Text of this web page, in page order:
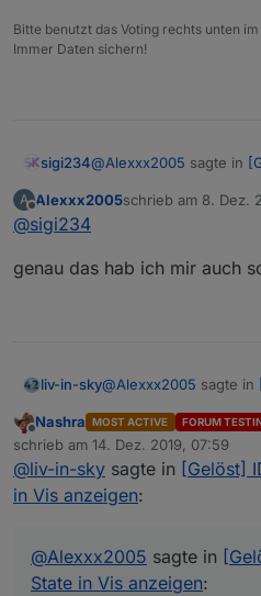
Bitte benutzt das Voting rechts unten
Immer Daten sichern!
sigi234@Alexxx2005 sagte in
Setze es doch als Html
A
Offline
Alexxx2005schrieb am 8. Dez.
zuletzt editiert von
@sigi234
genau das hab ich mir auch
liv-in-sky@Alexxx2005 sagte in
$('ping.0.DESKTOP-
OC3H4GD
probier mal dieses
vergessen
Spoiler
Offline
Nashra MOST ACTIVE FORUM
schrieb am 14. Dez. 2019, 07:59
zuletzt editiert von
@liv-in-sky sagte in [Gelöst]
in Vis anzeigen:
@Alexxx2005 sagte in
State in Vis anzeigen: